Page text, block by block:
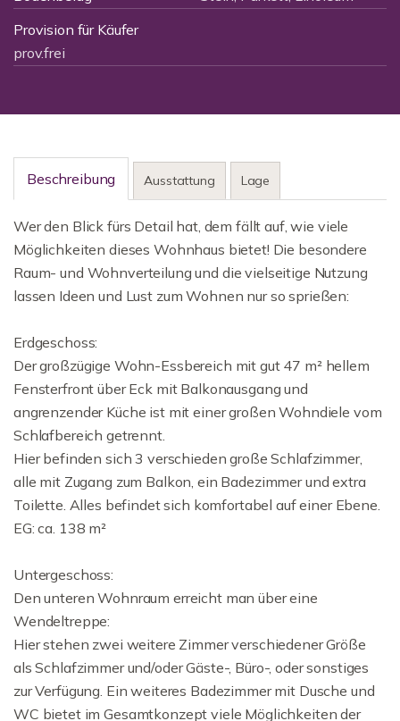
Provision für Käufer
prov.frei
Beschreibung Ausstattung Lage
Wer den Blick fürs Detail hat, dem fällt auf, wie viele
Möglichkeiten dieses Wohnhaus bietet! Die besondere
Raum- und Wohnverteilung und die vielseitige Nutzung
lassen Ideen und Lust zum Wohnen nur so sprießen:
Erdgeschoss:
Der großzügige Wohn-Essbereich mit gut 47 m² hellem
Fensterfront über Eck mit Balkonausgang und
angrenzender Küche ist mit einer großen Wohndiele vom
Schlafbereich getrennt.
Hier befinden sich 3 verschieden große Schlafzimmer,
alle mit Zugang zum Balkon, ein Badezimmer und extra
Toilette. Alles befindet sich komfortabel auf einer Ebene.
EG: ca. 138 m²
Untergeschoss:
Den unteren Wohnraum erreicht man über eine
Wendeltreppe:
Hier stehen zwei weitere Zimmer verschiedener Größe
als Schlafzimmer und/oder Gäste-, Büro-, oder sonstiges
zur Verfügung. Ein weiteres Badezimmer mit Dusche und
WC bietet im Gesamtkonzept viele Möglichkeiten der